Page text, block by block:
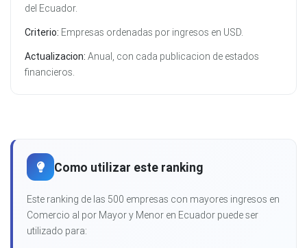
del Ecuador.
Criterio: Empresas ordenadas por ingresos en USD.
Actualizacion: Anual, con cada publicacion de estados
financieros.
Como utilizar este ranking
Este ranking de las 500 empresas con mayores ingresos en
Comercio al por Mayor y Menor en Ecuador puede ser
utilizado para: